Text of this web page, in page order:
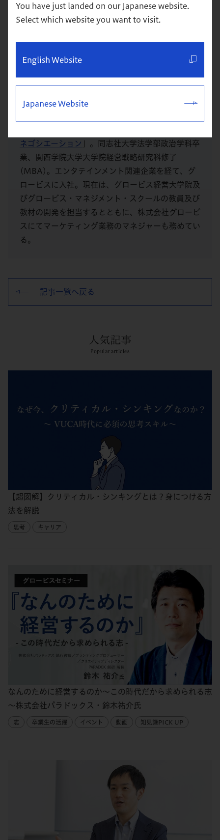
You have just landed on our Japanese website.
Select which website you want to visit.
English Website
Japanese Website
グロービス経営大学院教員／グロービス・マネジメ
ネゴシエーション
」。同志社大学法学部政治学科卒
業、関西学院大学大学院経営戦略研究科修了
(MBA)。エンタテインメント関連企業を経て、グ
ロービスに入社。現在は、グロービス経営大学院及
びグロービス・マネジメント・スクールの教員及び
教材の開発を担当するとともに、株式会社グロービ
スにてマーケティング業務のマネジャーも務めてい
る。
記事一覧へ戻る
人気記事
Popular articles
【超図解】クリティカル・シンキングとは？身につける方
法を解説
思考 キャリア
なんのために経営するのか～この時代だから求められる志
～株式会社パラドックス・鈴木祐介氏
志 卒業生の活躍 イベント 動画 知見録PICK UP